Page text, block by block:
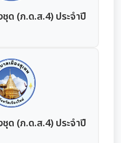
งเครื่องแบบข้าราชการ
กเข้ารับการอบรม
ฒนาพนักงาน และข้าราชการท้อง
ลส่วนบุคคล
มาณประจำปี
ระมาณประจำปี รอบ 6 เดือน
งบประมาณประจำปี
หรือแผนการจัดหาพัสดุ
ดจ้าง หรือการจัดหาพัสดุประจำปี
จ้างหรือการจัดหาพัสดุ (งบลงทุน)
อจัดจ้างหรือการจัดหาพัสดุ
านและอัตราค่าเสื่อมราคาสิน
และพัฒนาทรัพยากรบุคคล
ฒนาทรัพยากรบุคคล
รและพัฒนาทรัพยากรบุคคล
รื่องร้องเรียนการทุจริตฯ
ยนการทุจริตและประพฤติมิชอบ
Gift Policy
โยบาย No Gift Policy
และความโปร่งใส
ด (ภ.ด.ส.4) ประจำปี
ด (ภ.ด.ส.4) ประจำปี